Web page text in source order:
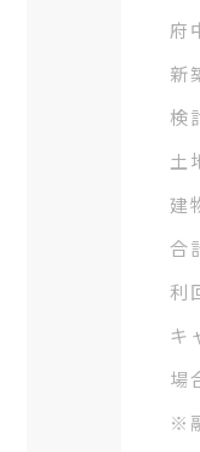
府
新
検
土
建
合
利
キ
場
※